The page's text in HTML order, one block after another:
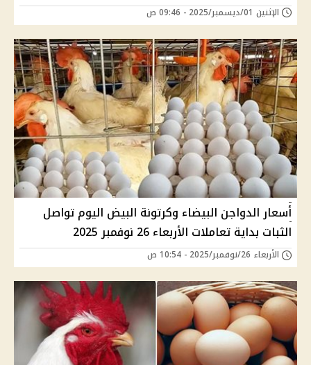
الإثنين 01/ديسمبر/2025 - 09:46 ص
أسعار الدواجن البيضاء وكرتونة البيض اليوم تواصل
الثبات بداية تعاملات الأربعاء 26 نوفمبر 2025
الأربعاء 26/نوفمبر/2025 - 10:54 ص